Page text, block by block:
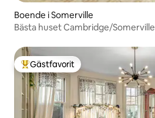
Boende i Somerville
Bästa huset Cambridge/Somerville
Populär gästfavorit
Gästfavorit